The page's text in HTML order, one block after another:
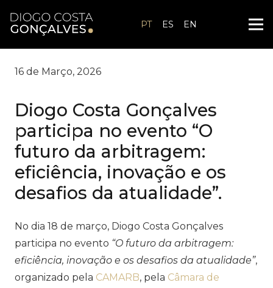
PT ES EN
16 de Março, 2026
Diogo Costa Gonçalves
participa no evento “O
futuro da arbitragem:
eficiência, inovação e os
desafios da atualidade”.
No dia 18 de março, Diogo Costa Gonçalves
participa no evento “O futuro da arbitragem:
eficiência, inovação e os desafios da atualidade”,
organizado pela CAMARB, pela Câmara de